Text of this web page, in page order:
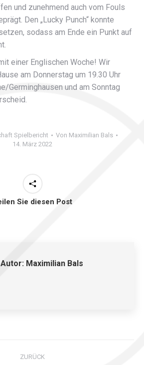
und zunehmend auch vom Fouls
Den „Lucky Punch“ konnte
sodass am Ende ein Punkt auf
einer Englischen Woche! Wir
am Donnerstag um 19.30 Uhr
Germinghausen und am Sonntag
Spielbericht Von Maximilian Bals
14. März 2022
Sie diesen Post
Autor: Maximilian Bals
ZURÜCK